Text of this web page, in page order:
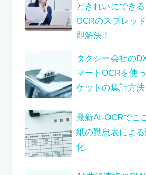
どきれいにでき
OCRのスプレッ
即解決！
タクシー会社の
マートOCRを使
ケットの集計方
最新AI-OCRでこ
紙の勤怠表によ
化